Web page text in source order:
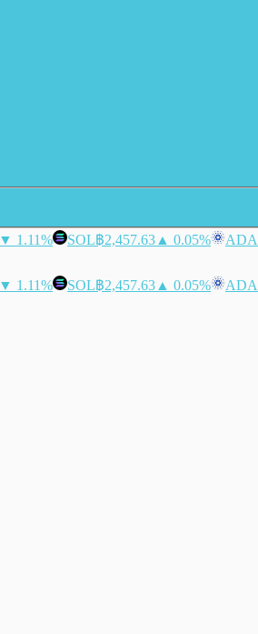
▼ 1.11% SOL฿2,457.63 ▲ 0.05% ADA
▼ 1.11% SOL฿2,457.63 ▲ 0.05% ADA